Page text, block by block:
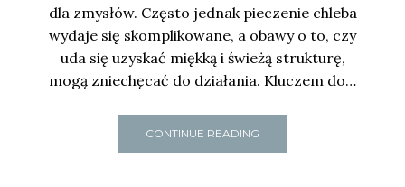
dla zmysłów. Często jednak pieczenie chleba
wydaje się skomplikowane, a obawy o to, czy
uda się uzyskać miękką i świeżą strukturę,
mogą zniechęcać do działania. Kluczem do…
CONTINUE READING